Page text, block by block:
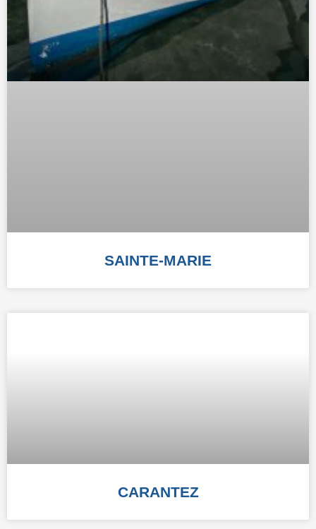
SAINTE-MARIE
CARANTEZ